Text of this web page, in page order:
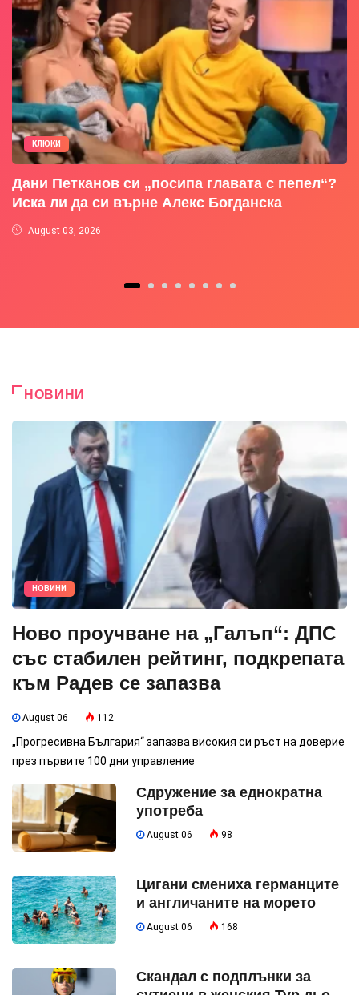
КЛЮКИ
Дани Петканов си „посипа главата с пепел“?
Иска ли да си върне Алекс Богданска
August 03, 2026
НОВИНИ
НОВИНИ
Ново проучване на „Галъп“: ДПС
със стабилен рейтинг, подкрепата
към Радев се запазва
August 06 112
„Прогресивна България“ запазва високия си ръст на доверие
през първите 100 дни управление
Сдружение за еднократна
употреба
August 06 98
Цигани смениха германците
и англичаните на морето
August 06 168
Скандал с подплънки за